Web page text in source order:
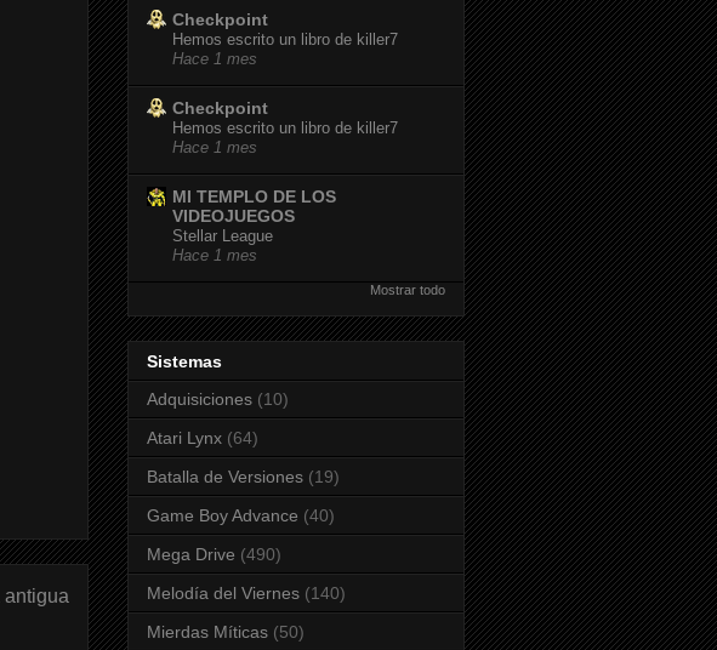
antigua
Checkpoint
Hemos escrito un libro de killer7
Hace 1 mes
Checkpoint
Hemos escrito un libro de killer7
Hace 1 mes
MI TEMPLO DE LOS
VIDEOJUEGOS
Stellar League
Hace 1 mes
Mostrar todo
Sistemas
Adquisiciones (10)
Atari Lynx (64)
Batalla de Versiones (19)
Game Boy Advance (40)
Mega Drive (490)
Melodía del Viernes (140)
Mierdas Míticas (50)